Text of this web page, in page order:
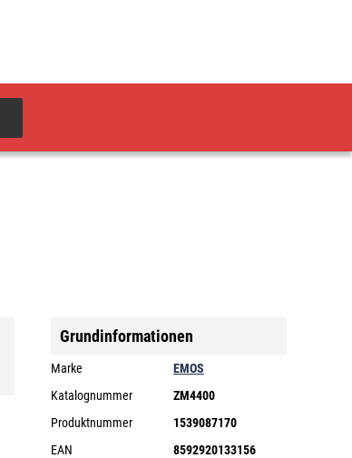
Grundinformationen
Marke
EMOS
Katalognummer
ZM4400
Produktnummer
1539087170
EAN
8592920133156